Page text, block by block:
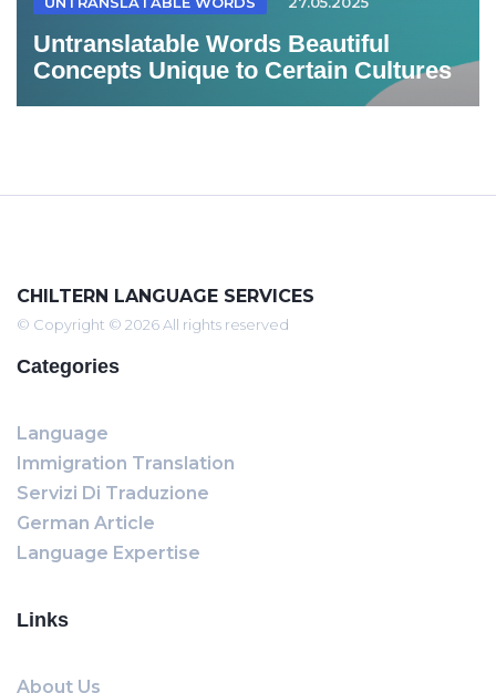
Untranslatable Words Beautiful
Concepts Unique to Certain Cultures
CHILTERN LANGUAGE SERVICES
© Copyright © 2026 All rights reserved
Categories
Language
Immigration Translation
Servizi Di Traduzione
German Article
Language Expertise
Links
About Us